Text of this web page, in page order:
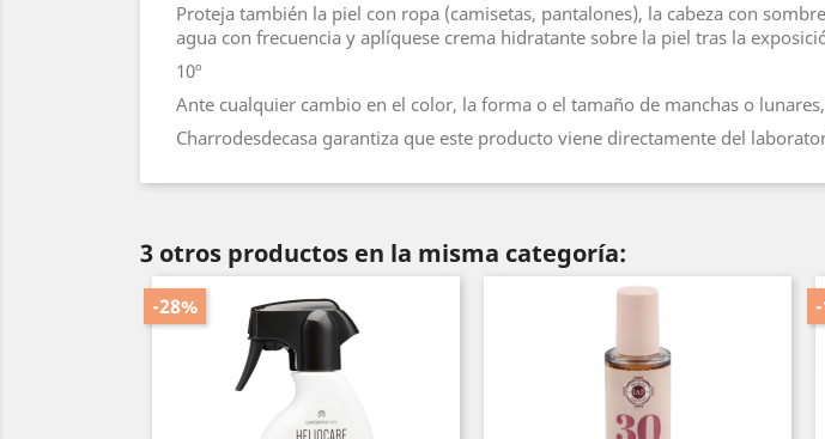
Proteja también la piel con ropa (camisetas, pantalones), la cabeza con
agua con frecuencia y aplíquese crema hidratante sobre la piel tras la
10º
Ante cualquier cambio en el color, la forma o el tamaño de manchas o
Charrodesdecasa garantiza que este producto viene directamente del
3 otros productos en la misma categoría:
-28%